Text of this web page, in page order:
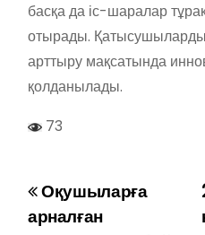
басқа да іс-шаралар
отырады.
арттыру мақсатында
қолданылады.
73
НОқушыларға
арналған